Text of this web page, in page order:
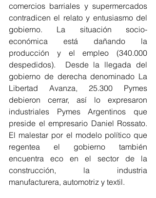
comercios barriales y supermercados
contradicen el relato y entusiasmo del
gobierno. La situación socio-
económica está dañando la
producción y el empleo (340.000
despedidos).  Desde la llegada del
gobierno de derecha denominado La
Libertad Avanza, 25.300 Pymes
debieron cerrar, así lo expresaron
industriales Pymes Argentinos que
preside el empresario Daniel Rossato.
El malestar por el modelo político que
regentea el gobierno también
encuentra eco en el sector de la
construcción, la industria
manufacturera, automotriz y textil.